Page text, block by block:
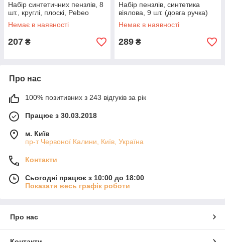
Набір синтетичних пензлів, 8
шт., круглі, плоскі, Pebeo
Немає в наявності
207 ₴
Набір пензлів, синтетика
віялова, 9 шт. (довга ручка)
Немає в наявності
289 ₴
Про нас
100% позитивних з 243 відгуків за рік
Працює з 30.03.2018
м. Київ
пр-т Червоної Калини, Київ, Україна
Контакти
Сьогодні працює з 10:00 до 18:00
Показати весь графік роботи
Про нас